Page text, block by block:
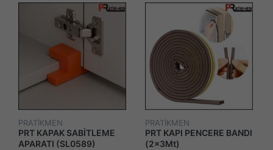
PRATİKMEN
PRT KAPAK SABİTLEME
APARATI (SL0589)
PRATİKMEN
PRT KAPI PENCERE BANDI
(2x3Mt)